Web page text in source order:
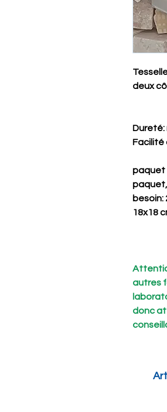
deux
Dureté:
Facilité
paquet
besoin:
18x18
autres
donc